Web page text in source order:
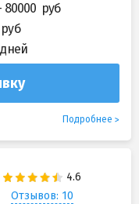
80000
Подробнее
Отзывов: 10